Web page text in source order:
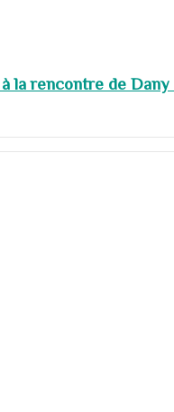
la rencontre de